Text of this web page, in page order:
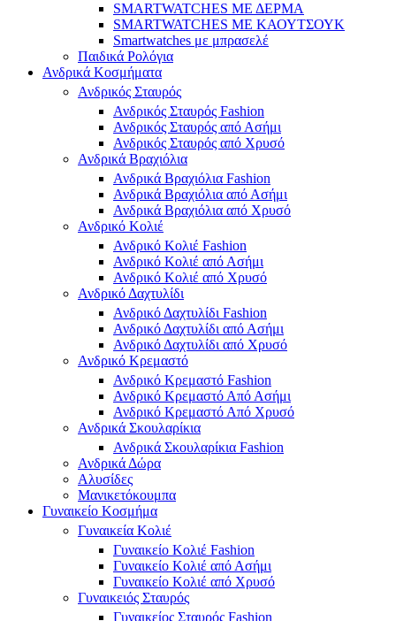
SMARTWATCHES ΜΕ ΔΕΡΜΑ
SMARTWATCHES ΜΕ ΚΑΟΥΤΣΟΥΚ
Smartwatches με μπρασελέ
Παιδικά Ρολόγια
Ανδρικά Κοσμήματα
Ανδρικός Σταυρός
Ανδρικός Σταυρός Fashion
Ανδρικός Σταυρός από Ασήμι
Ανδρικός Σταυρός από Χρυσό
Ανδρικά Βραχιόλια
Ανδρικά Βραχιόλια Fashion
Ανδρικά Βραχιόλια από Ασήμι
Ανδρικά Βραχιόλια από Χρυσό
Ανδρικό Κολιέ
Ανδρικό Κολιέ Fashion
Ανδρικό Κολιέ από Ασήμι
Ανδρικό Κολιέ από Χρυσό
Ανδρικό Δαχτυλίδι
Ανδρικό Δαχτυλίδι Fashion
Ανδρικό Δαχτυλίδι από Ασήμι
Ανδρικό Δαχτυλίδι από Χρυσό
Ανδρικό Κρεμαστό
Ανδρικό Κρεμαστό Fashion
Ανδρικό Κρεμαστό Από Ασήμι
Ανδρικό Κρεμαστό Από Χρυσό
Ανδρικά Σκουλαρίκια
Ανδρικά Σκουλαρίκια Fashion
Ανδρικά Δώρα
Αλυσίδες
Μανικετόκουμπα
Γυναικείο Κοσμήμα
Γυναικεία Κολιέ
Γυναικείο Κολιέ Fashion
Γυναικείο Κολιέ από Ασήμι
Γυναικείο Κολιέ από Χρυσό
Γυναικειός Σταυρός
Γυναικείος Σταυρός Fashion